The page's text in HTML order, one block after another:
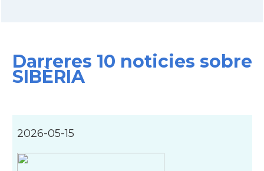
Darreres 10 noticies sobre
SIBÈRIA
2026-05-15